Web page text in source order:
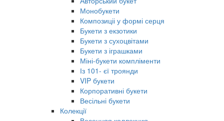
Монобукети
Композиціі у формі серця
Букети з екзотики
Букети з сухоцвітами
Букети з іграшками
Міні-букети компліменти
Із 101- єї троянди
VIP букети
Корпоративні букети
Весільні букети
Колекції